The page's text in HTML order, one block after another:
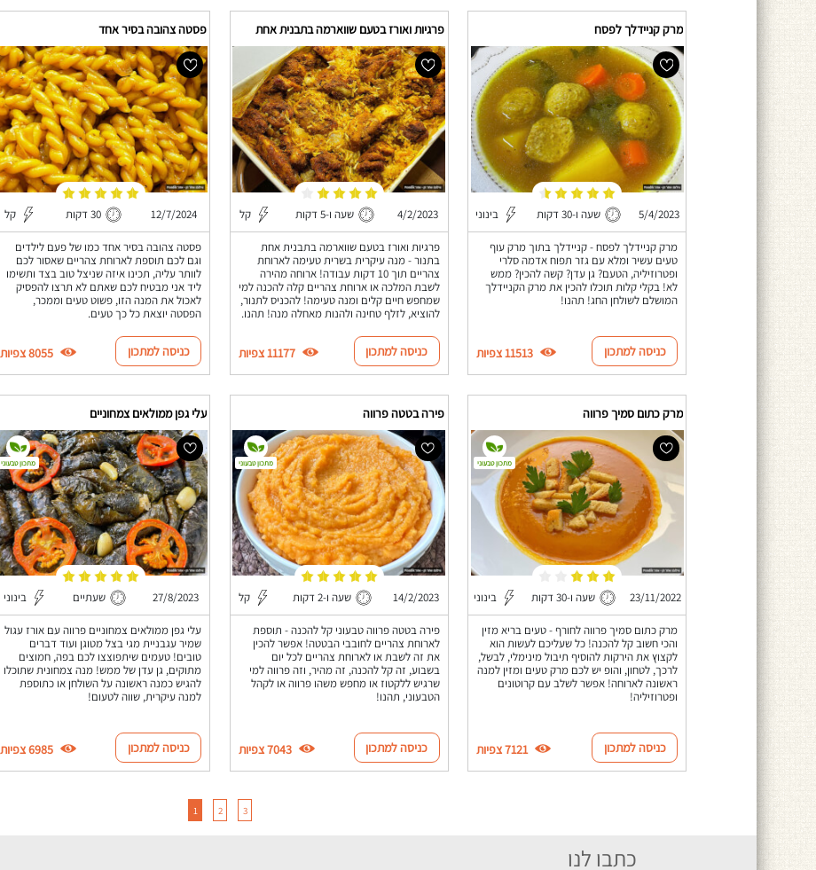
מרק קניידלך לפסח
5/4/2023 שעה ו-30 דקות בינוני
מרק קניידלך לפסח - קניידלך בתוך מרק עוף
טעים עשיר ומלא עם גזר תפוח אדמה סלרי
ופטרוזיליה, הטעם? גן עדן? קשה להכין? ממש
לא! בקלי קלות תוכלו להכין את מרק הקניידלך
המושלם לשולחן החג! תהנו!
כניסה למתכון 11513 צפיות
פרגיות ואורז בטעם שווארמה בתבנית אחת
4/2/2023 שעה ו-5 דקות קל
פרגיות ואורז בטעם שווארמה בתבנית אחת
בתנור - מנה עיקרית בשרית טעימה לארוחת
צהריים תוך 10 דקות עבודה! ארוחה מהירה
לשבת המלכה או ארוחת צהריים קלה להכנה למי
שמחפש חיים קלים ומנה טעימה! להכניס לתנור,
להוציא, לזלף טחינה ולהנות מאחלה מנה! תהנו.
כניסה למתכון 11177 צפיות
פסטה צהובה בסיר אחד
12/7/2024 30 דקות קל
פסטה צהובה בסיר אחד כמו של פעם לילדים
וגם לכם תוספת לארוחת צהריים שאסור לכם
לוותר עליה, תכינו איזה שניצל טוב בצד ותשימו
ליד אני מבטיח לכם שאתם לא תרצו להפסיק
לאכול את המנה הזו, פשוט טעים וממכר,
הפסטה יוצאת כל כך טעים.
כניסה למתכון 8055 צפיות
מרק כתום סמיך פרווה
23/11/2022 שעה ו-30 דקות בינוני
מרק כתום סמיך פרווה לחורף - טעים בריא מזין
והכי חשוב קל להכנה! כל שעליכם לעשות הוא
לקצוץ את הירקות להוסיף תיבול מינימלי, לבשל,
לרכך, לטחון, והופ יש לכם מרק טעים ומזין למנה
ראשונה לארוחה! אפשר לשלב עם קרוטונים
ופטרוזיליה!
מתכון טבעוני
כניסה למתכון 7121 צפיות
פירה בטטה פרווה
14/2/2023 שעה ו-2 דקות קל
פירה בטטה פרווה טבעוני קל להכנה - תוספת
לארוחת צהריים לחובבי הבטטה! אפשר להכין
את זה לשבת או לארוחת צהריים לכל יום
בשבוע, זה קל להכנה, זה מהיר, וזה פרווה למי
שרגיש ללקטוז או מחפש משהו פרווה או לקהל
הטבעוני, תהנו!
מתכון טבעוני
כניסה למתכון 7043 צפיות
עלי גפן ממולאים צמחוניים
27/8/2023 שעתיים בינוני
עלי גפן ממולאים צמחוניים פרווה עם אורז עגול
שמיר עגבניית מגי בצל מטוגן ועוד דברים
טובים! טעמים שיתפוצצו לכם בפה, חמוצים
מתוקים, גן עדן של ממש! מנה צמחונית שתוכלו
להגיש כמנה ראשונה על השולחן או כתוספת
למנה עיקרית, שווה לטעום!
מתכון טבעוני
כניסה למתכון 6985 צפיות
1 2 3
כתבו לנו